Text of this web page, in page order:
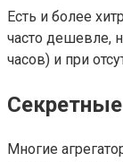
Есть и более
часто дешевле,
часов) и при
Многие